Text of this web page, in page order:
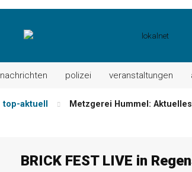
nachrichten polizei veranstaltungen
top-aktuell Metzgerei Hummel:
Maxhütter Fischladen:
BRICK FEST LIVE in